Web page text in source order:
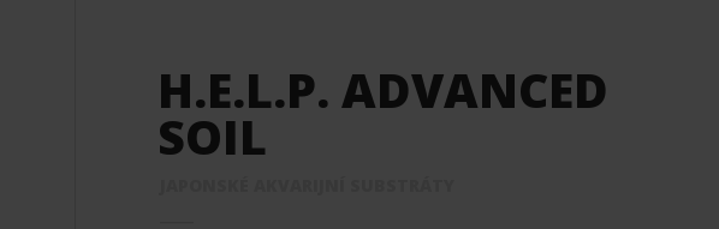
H.E.L.P. ADVANCED
SOIL